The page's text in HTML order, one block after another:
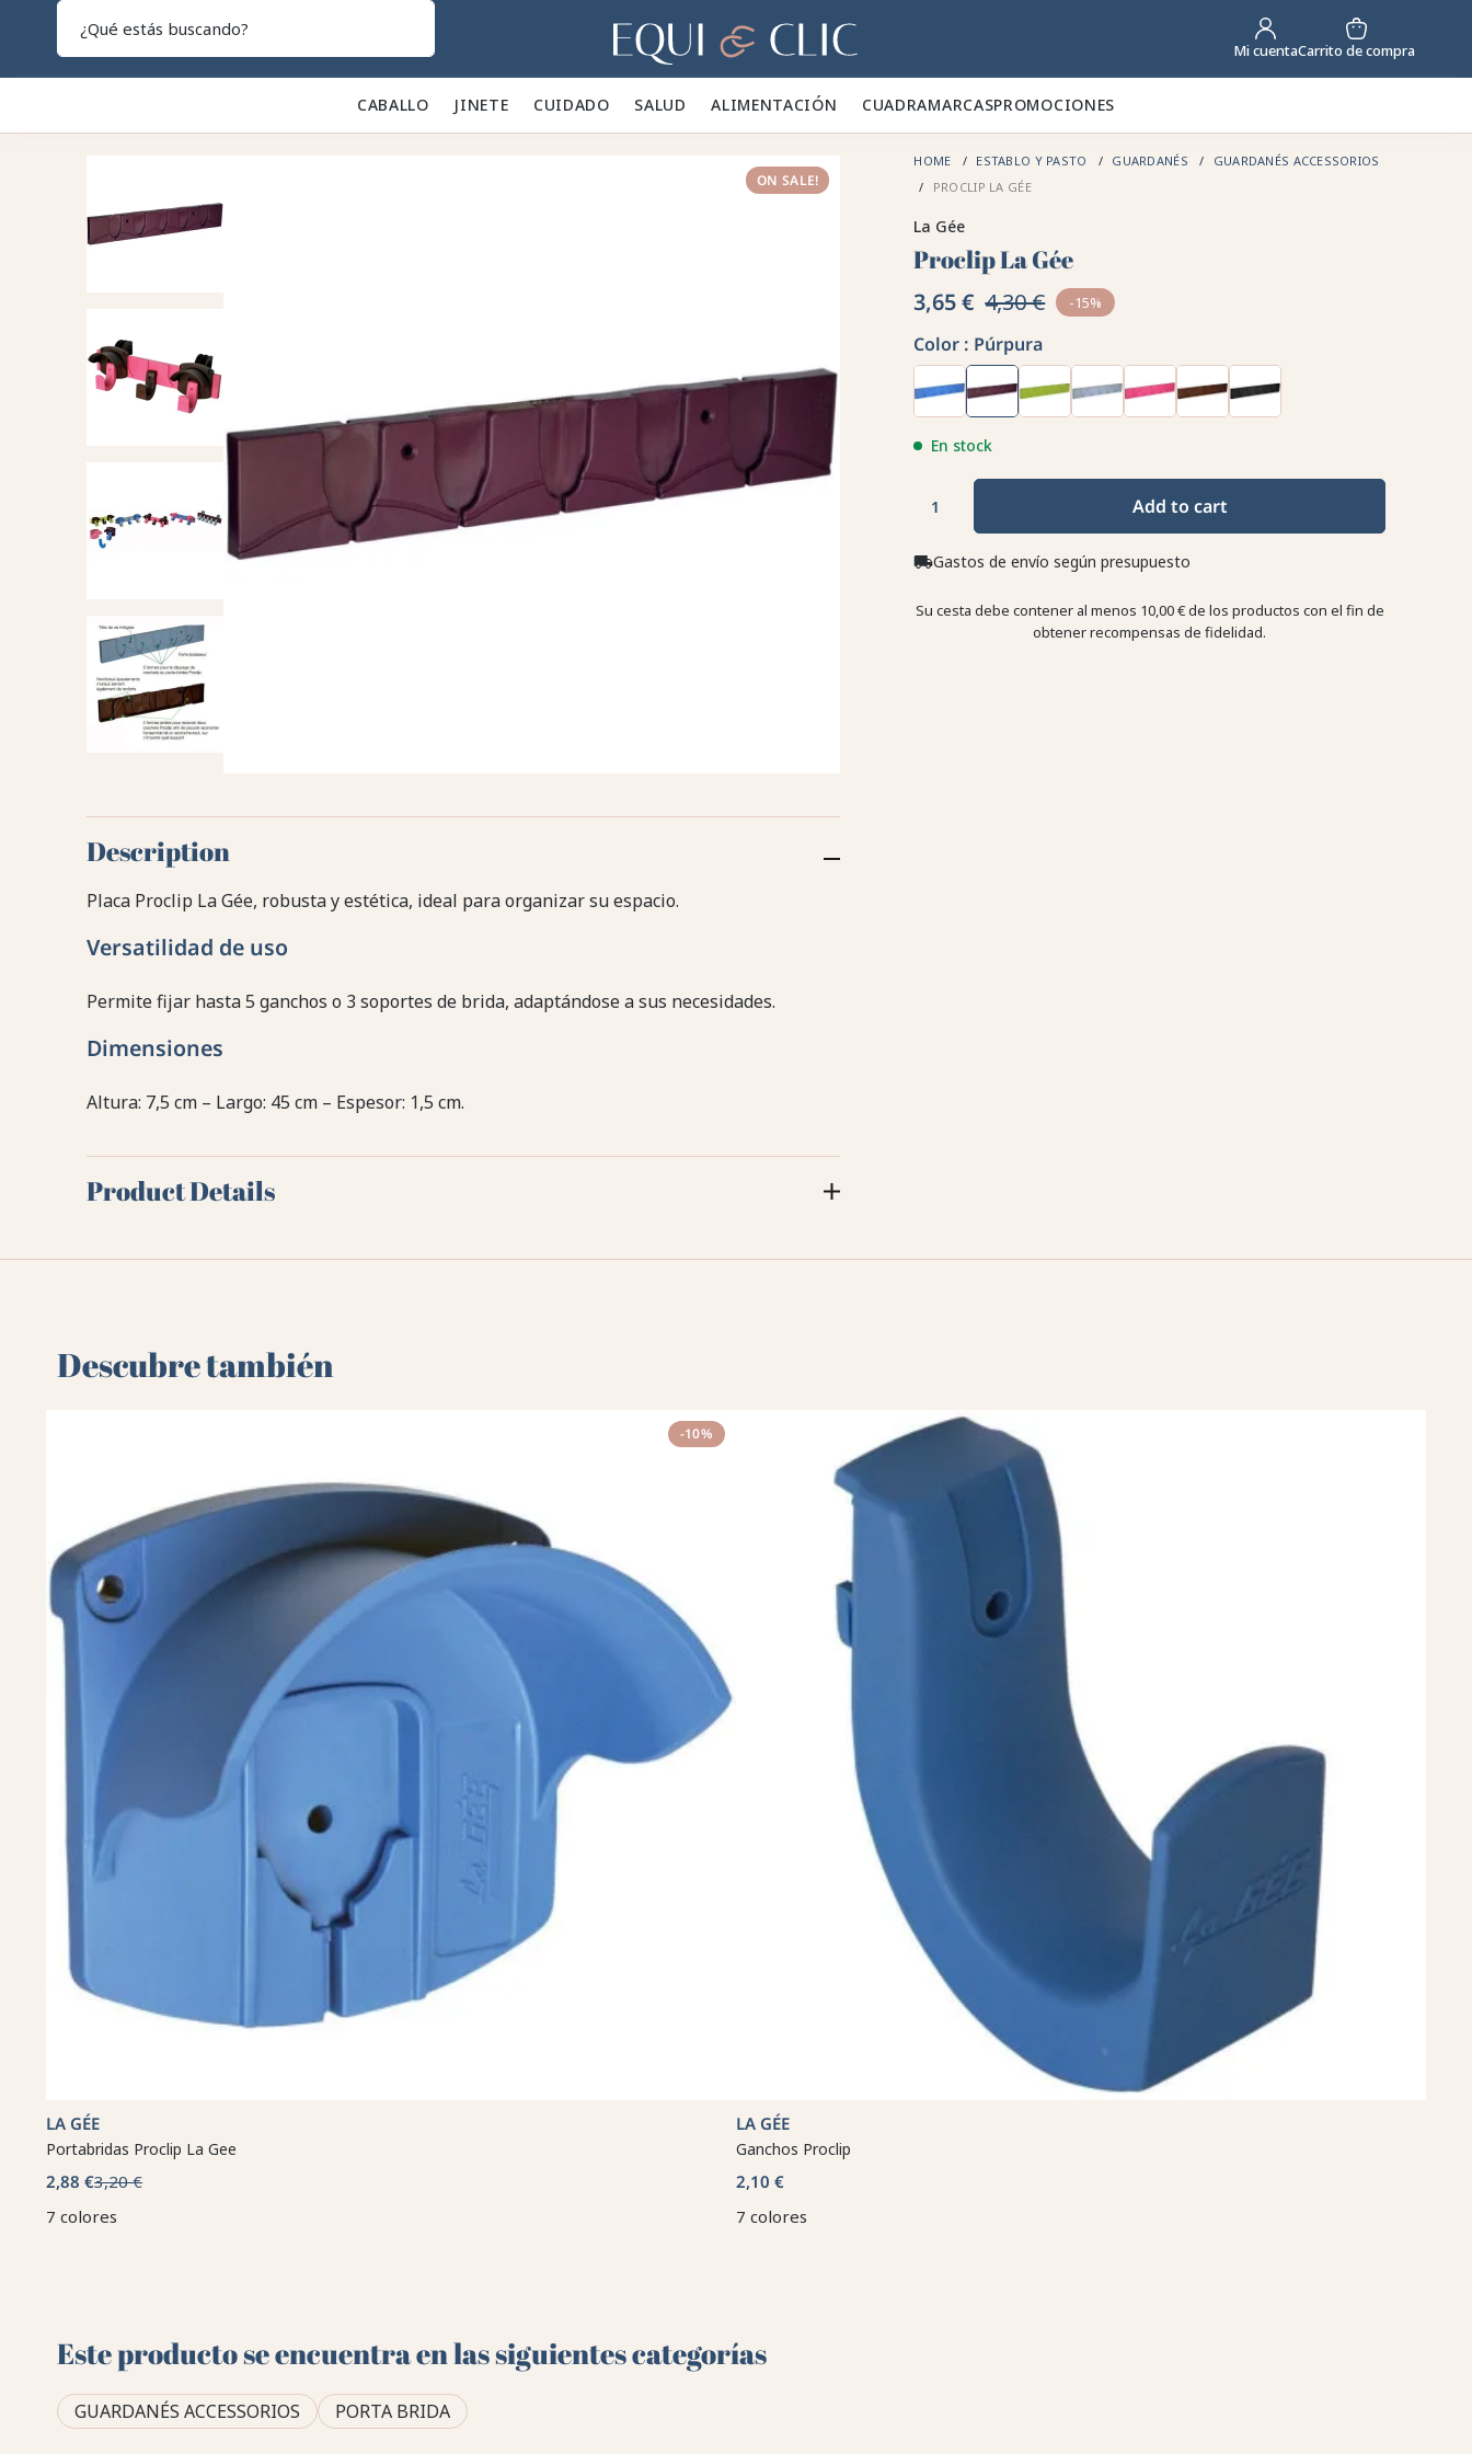
Hogar Mi cuentaCarrito de compra
CABALLO 🐎 JINETE 👕 CUIDADO 🪮 SALUD ✨ALIMENTACIÓN 🥕 CUADRAMARCASPROMOCIONES
ON SALE!
HOME ESTABLO Y PASTO GUARDANÉS
GUARDANÉS ACCESSORIOS
PROCLIP LA GÉE
La Gée
Proclip La Gée
3,65 € 4,30 € -15%
Color : Púrpura
En stock
Add to cart
local_shippingGastos de envío según presupuesto
Su cesta debe contener al menos 10,00 € de los productos con el fin de
obtener recompensas de fidelidad.
Description
Placa Proclip La Gée, robusta y estética, ideal para organizar su espacio.
Versatilidad de uso
Permite fijar hasta 5 ganchos o 3 soportes de brida, adaptándose a sus necesidades.
Dimensiones
Altura: 7,5 cm – Largo: 45 cm – Espesor: 1,5 cm.
Product Details
Descubre también
-10%
LA GÉE
Portabridas Proclip La Gee
2,88 €3,20 €
7 colores
LA GÉE
Ganchos Proclip
2,10 €
7 colores
Este producto se encuentra en las siguientes categorías
GUARDANÉS ACCESSORIOS PORTA BRIDA